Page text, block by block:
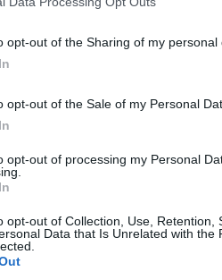
opt-out of the Sharing of my personal
opt-out of the Sale of my Personal
opt-out of processing my Personal
opt-out of Collection, Use, Retention,
Data that Is Unrelated with the
του περιφερειάρχη,
«Θα μιλούσαν ευθέως
άλλη προσωπικότητα»
εκπροσώπου τύπου της
στο πρόσωπο του
γνωρίζει αν τον κολακεύει
δεν συνάδουν με θεσμικές
ανήκει πλέον στον α΄ βαθμό